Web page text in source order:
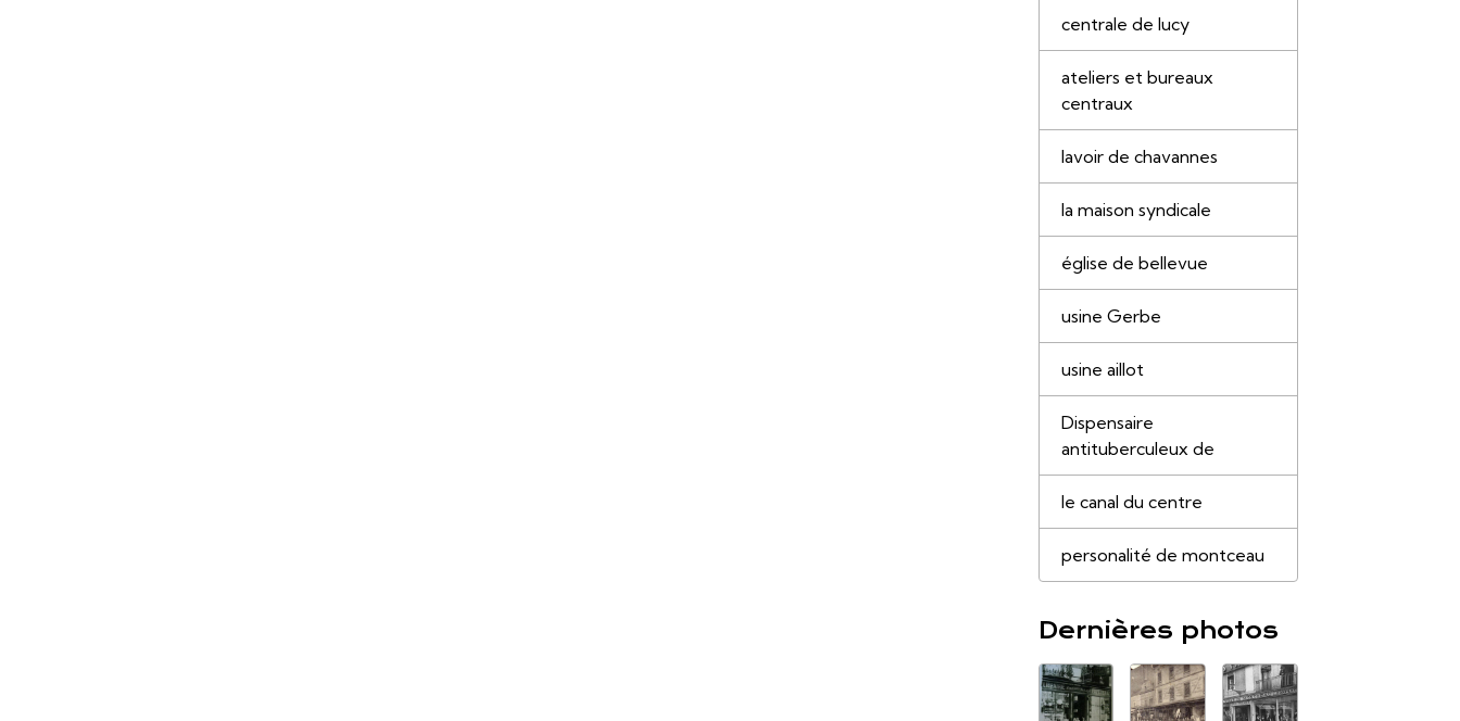
centrale de lucy
ateliers et bureaux
centraux
lavoir de chavannes
la maison syndicale
église de bellevue
usine Gerbe
usine aillot
Dispensaire
antituberculeux de
le canal du centre
personalité de montceau
Dernières photos